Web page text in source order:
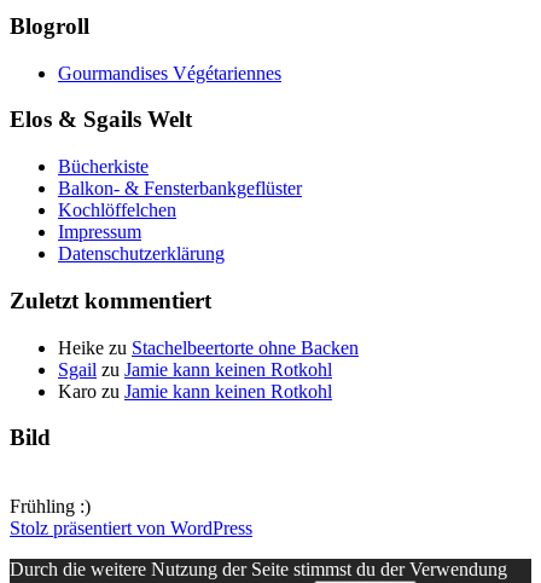
Blogroll
Gourmandises Végétariennes
Elos & Sgails Welt
Bücherkiste
Balkon- & Fensterbankgeflüster
Kochlöffelchen
Impressum
Datenschutzerklärung
Zuletzt kommentiert
Heike zu Stachelbeertorte ohne Backen
Sgail zu Jamie kann keinen Rotkohl
Karo zu Jamie kann keinen Rotkohl
Bild
Frühling :)
Stolz präsentiert von WordPress
Durch die weitere Nutzung der Seite stimmst du der Verwendung